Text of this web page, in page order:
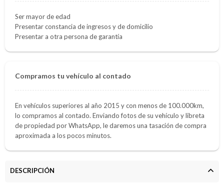
Ser mayor de edad
Presentar constancia de ingresos y de domicilio
Presentar a otra persona de garantía
Compramos tu vehículo al contado
En vehículos superiores al año 2015 y con menos de 100.000km,
lo compramos al contado. Enviando fotos de su vehículo y libreta
de propiedad por WhatsApp, le daremos una tasación de compra
aproximada a los pocos minutos.
DESCRIPCIÓN